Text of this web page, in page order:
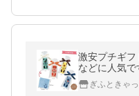
激安プチギ
などに人気
カチタオル
ギフト 結婚
ぎふときゃ